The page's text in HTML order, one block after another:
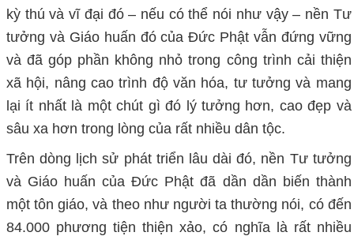
kỳ thú và vĩ đại đó – nếu có thể nói như vậy – nền Tư
tưởng và Giáo huấn đó của Đức Phật vẫn đứng vững
và đã góp phần không nhỏ trong công trình cải thiện
xã hội, nâng cao trình độ văn hóa, tư tưởng và mang
lại ít nhất là một chút gì đó lý tưởng hơn, cao đẹp và
sâu xa hơn trong lòng của rất nhiều dân tộc.
Trên dòng lịch sử phát triển lâu dài đó, nền Tư tưởng
và Giáo huấn của Đức Phật đã dần dần biến thành
một tôn giáo, và theo như người ta thường nói, có đến
84.000 phương tiện thiện xảo, có nghĩa là rất nhiều